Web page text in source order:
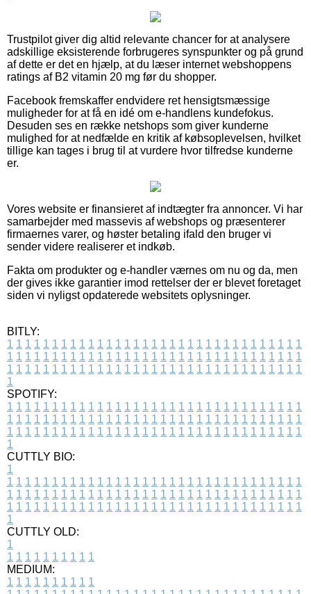
Trustpilot giver dig altid relevante chancer for at analysere
adskillige eksisterende forbrugeres synspunkter og på grund
af dette er det en hjælp, at du læser internet webshoppens
ratings af B2 vitamin 20 mg før du shopper.
Facebook fremskaffer endvidere ret hensigtsmæssige
muligheder for at få en idé om e-handlens kundefokus.
Desuden ses en række netshops som giver kunderne
mulighed for at nedfælde en kritik af købsoplevelsen, hvilket
tillige kan tages i brug til at vurdere hvor tilfredse kunderne
er.
Vores website er finansieret af indtægter fra annoncer. Vi har
samarbejder med massevis af webshops og præsenterer
firmaernes varer, og høster betaling ifald den bruger vi
sender videre realiserer et indkøb.
Fakta om produkter og e-handler værnes om nu og da, men
der gives ikke garantier imod rettelser der er blevet foretaget
siden vi nyligst opdaterede websitets oplysninger.
BITLY:
1 1 1 1 1 1 1 1 1 1 1 1 1 1 1 1 1 1 1 1 1 1 1 1 1 1 1 1 1 1 1 1 1
1 1 1 1 1 1 1 1 1 1 1 1 1 1 1 1 1 1 1 1 1 1 1 1 1 1 1 1 1 1 1 1 1
1 1 1 1 1 1 1 1 1 1 1 1 1 1 1 1 1 1 1 1 1 1 1 1 1 1 1 1 1 1 1 1 1
1
SPOTIFY:
1 1 1 1 1 1 1 1 1 1 1 1 1 1 1 1 1 1 1 1 1 1 1 1 1 1 1 1 1 1 1 1 1
1 1 1 1 1 1 1 1 1 1 1 1 1 1 1 1 1 1 1 1 1 1 1 1 1 1 1 1 1 1 1 1 1
1 1 1 1 1 1 1 1 1 1 1 1 1 1 1 1 1 1 1 1 1 1 1 1 1 1 1 1 1 1 1 1 1
1
CUTTLY BIO:
1
1 1 1 1 1 1 1 1 1 1 1 1 1 1 1 1 1 1 1 1 1 1 1 1 1 1 1 1 1 1 1 1 1
1 1 1 1 1 1 1 1 1 1 1 1 1 1 1 1 1 1 1 1 1 1 1 1 1 1 1 1 1 1 1 1 1
1 1 1 1 1 1 1 1 1 1 1 1 1 1 1 1 1 1 1 1 1 1 1 1 1 1 1 1 1 1 1 1 1
1
CUTTLY OLD:
1
1 1 1 1 1 1 1 1 1 1
MEDIUM:
1 1 1 1 1 1 1 1 1 1